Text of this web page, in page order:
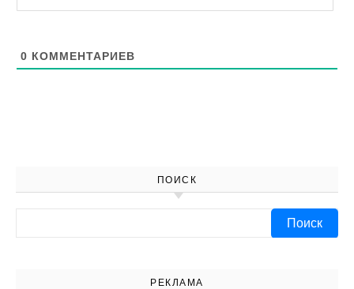
0 КОММЕНТАРИЕВ
ПОИСК
РЕКЛАМА